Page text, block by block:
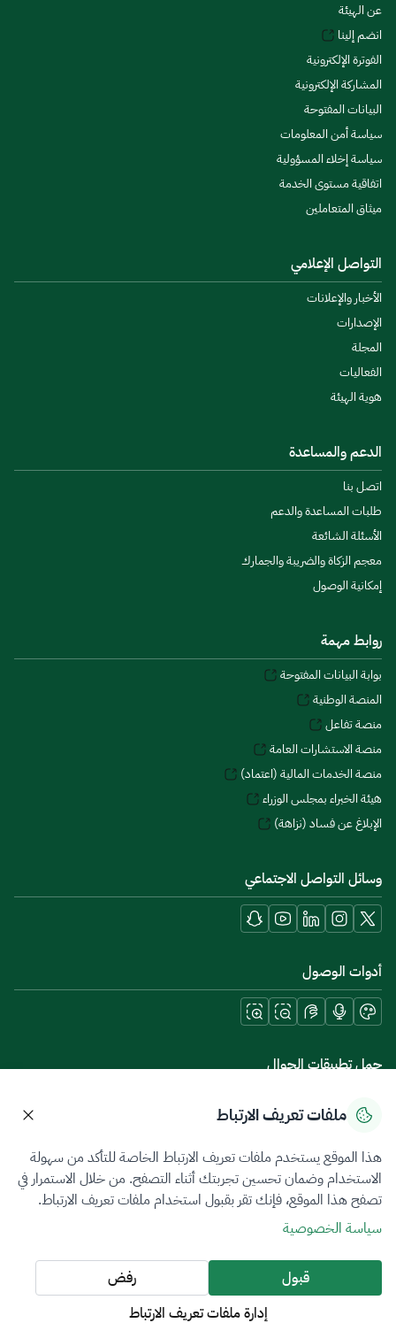
عن الهيئة
انضم إلينا
الفوترة الإلكترونية
المشاركة الإلكترونية
البيانات المفتوحة
سياسة أمن المعلومات
سياسة إخلاء المسؤولية
اتفاقية مستوى الخدمة
ميثاق المتعاملين
التواصل الإعلامي
الأخبار والإعلانات
الإصدارات
المجلة
الفعاليات
هوية الهيئة
الدعم والمساعدة
اتصل بنا
طلبات المساعدة والدعم
الأسئلة الشائعة
معجم الزكاة والضريبة والجمارك
إمكانية الوصول
روابط مهمة
بوابة البيانات المفتوحة
المنصة الوطنية
منصة تفاعل
منصة الاستشارات العامة
منصة الخدمات المالية (اعتماد)
هيئة الخبراء بمجلس الوزراء
الإبلاغ عن فساد (نزاهة)
وسائل التواصل الاجتماعي
أدوات الوصول
حمل تطبيقات الجوال
سياسة الخصوصيةشروط الاستخدامخريطة الموقع
جميع الحقوق محفوظة 2026 © ZATCA.GOV.SA
تم تطويره وصيانته بواسطة هيئة الزكاة والضريبة والجمارك
آخر تحديث للموقع في
ملفات تعريف الارتباط
هذا الموقع يستخدم ملفات تعريف الارتباط الخاصة للتأكد من سهولة
الاستخدام وضمان تحسين تجربتك أثناء التصفح. من خلال الاستمرار في
تصفح هذا الموقع، فإنك تقر بقبول استخدام ملفات تعريف الارتباط.
سياسة الخصوصية
قبول
رفض
إدارة ملفات تعريف الارتباط